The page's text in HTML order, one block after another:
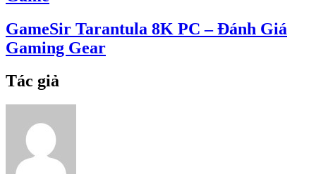
GameSir Tarantula 8K PC – Đánh Giá
Gaming Gear
Tác giả